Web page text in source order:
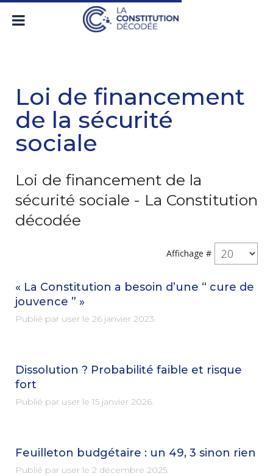
Loi de financement
de la sécurité
sociale
Loi de financement de la
sécurité sociale - La Constitution
décodée
Affichage #
« La Constitution a besoin d’une “ cure de
jouvence ” »
Publié par user le 26 janvier 2023.
Dissolution ? Probabilité faible et risque
fort
Publié par user le 15 janvier 2026.
Feuilleton budgétaire : un 49, 3 sinon rien
Publié par user le 2 décembre 2025.